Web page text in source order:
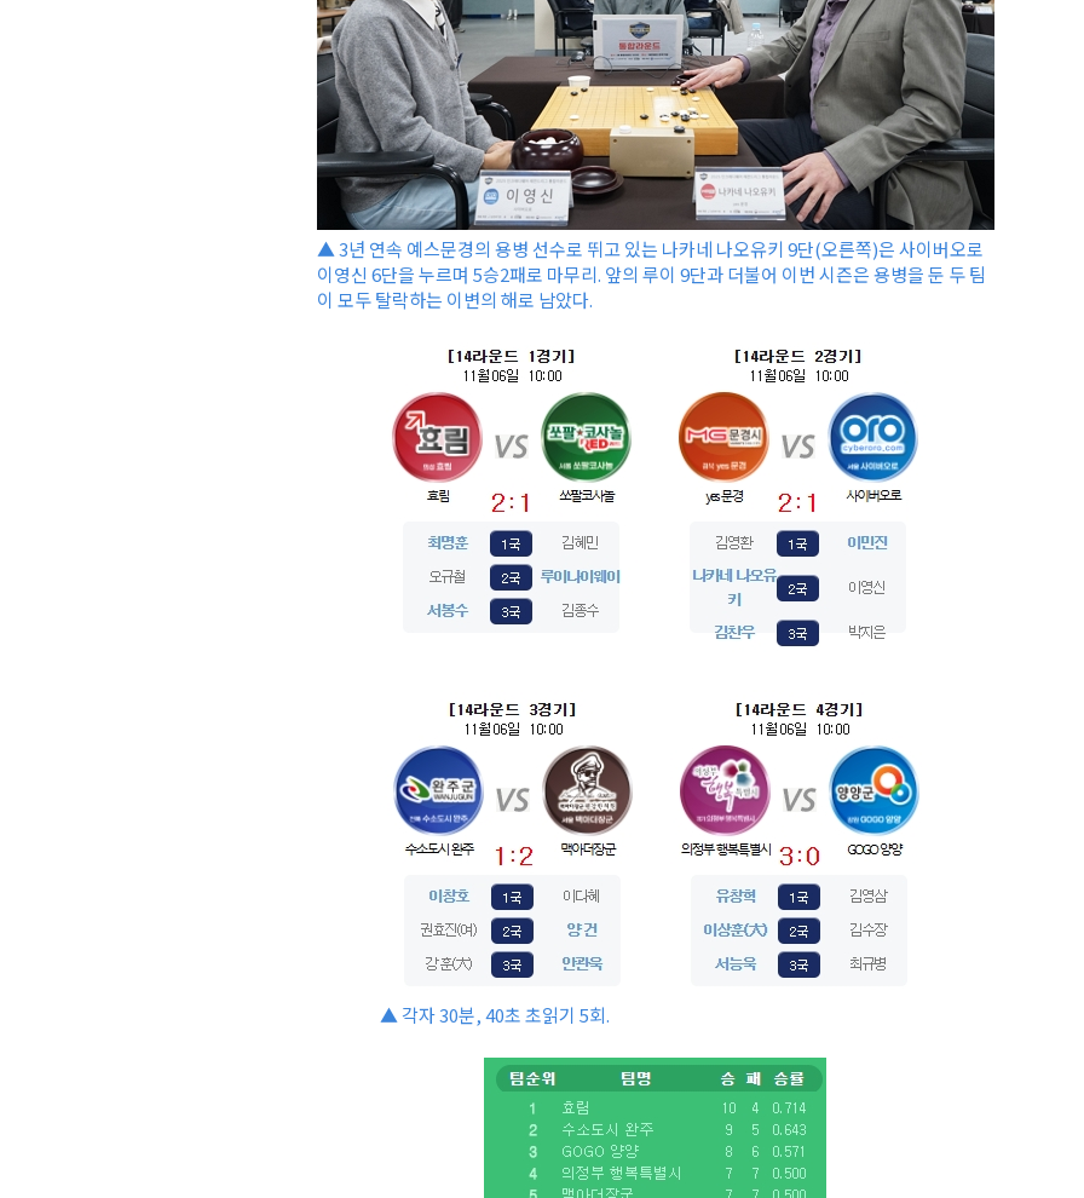
▲ 3년 연속 예스문경의 용병 선수로 뛰고 있는 나카네 나오유키 9단(오른쪽)은 사이버오로
이영신 6단을 누르며 5승2패로 마무리. 앞의 루이 9단과 더불어 이번 시즌은 용병을 둔 두 팀
이 모두 탈락하는 이변의 해로 남았다.
▲ 각자 30분, 40초 초읽기 5회.